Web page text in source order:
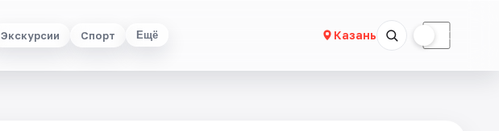
Экскурсии Спорт Ещё Казань ☾